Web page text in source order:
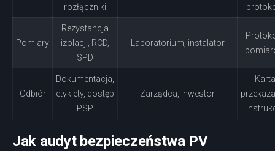
rozłączniki
Pomiary
Rezystancja
izolacji, RCD,
SPD
Laboratorium, instalator
Odbiór
Dokumentacja,
etykiety, dostęp
PSP
Zarządca, inwestor
Karta
Jak audyt bezpieczeństwa PV